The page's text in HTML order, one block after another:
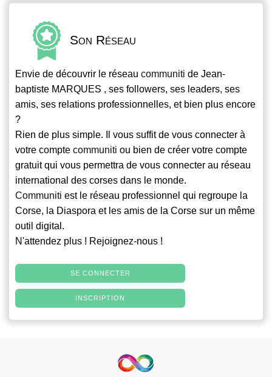
Son Réseau
Envie de découvrir le réseau communiti de Jean-
baptiste MARQUES , ses followers, ses leaders, ses
amis, ses relations professionnelles, et bien plus encore
?
Rien de plus simple. Il vous suffit de vous connecter à
votre compte communiti ou bien de créer votre compte
gratuit qui vous permettra de vous connecter au réseau
international des corses dans le monde.
Communiti est le réseau professionnel qui regroupe la
Corse, la Diaspora et les amis de la Corse sur un même
outil digital.
N'attendez plus ! Rejoignez-nous !
SE CONNECTER
INSCRIPTION